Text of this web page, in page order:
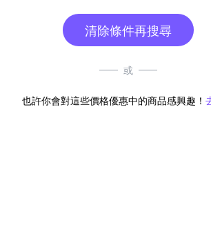
清除條件再搜尋
或
也許你會對這些價格優惠中的商品感興趣！